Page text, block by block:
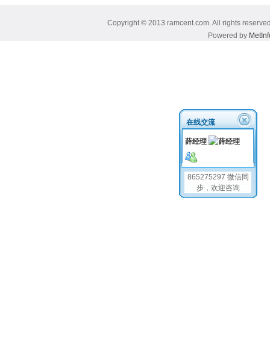
Copyright © 2013 ramcent.com. All rights
Powered by
在线交流
薛经理
865275297 微信同
步，欢迎咨询